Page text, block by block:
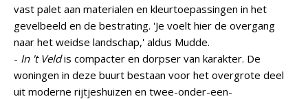
vast palet aan materialen en kleurtoepassingen in het
gevelbeeld en de bestrating. 'Je voelt hier de overgang
naar het weidse landschap,' aldus Mudde.
- In 't Veldis compacter en dorpser van karakter. De
woningen in deze buurt bestaan voor het overgrote deel
uit moderne rijtjeshuizen en twee-onder-een-